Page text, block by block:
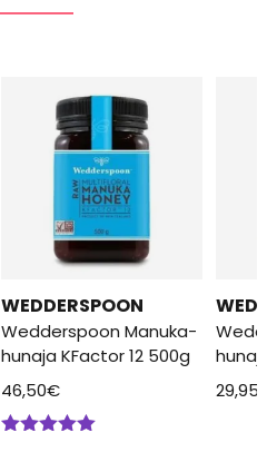
WEDDERSPOON
Wedderspoon Manuka-
hunaja KFactor 12 500g
46,50€
29,95